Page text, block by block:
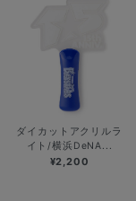
ダイカットアクリルラ
イト/横浜DeNA...
¥2,200